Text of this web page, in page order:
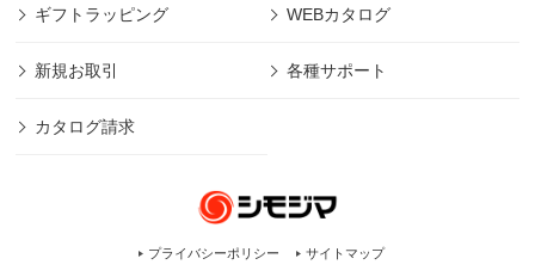
ギフトラッピング WEBカタログ
新規お取引 各種サポート
カタログ請求
プライバシーポリシー サイトマップ